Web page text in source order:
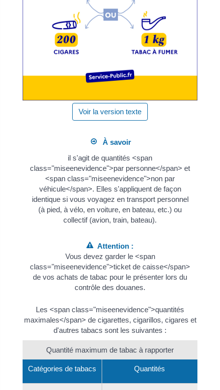
Voir la version texte
À savoir
il s'agit de quantités <span
class="miseenevidence">par personne</span> et
<span class="miseenevidence">non par
véhicule</span>. Elles s'appliquent de façon
identique si vous voyagez en transport personnel
(à pied, à vélo, en voiture, en bateau, etc.) ou
collectif (avion, train, bateau).
Attention :
Vous devez garder le <span
class="miseenevidence">ticket de caisse</span>
de vos achats de tabac pour le présenter lors du
contrôle des douanes.
Les <span class="miseenevidence">quantités
maximales</span> de cigarettes, cigarillos, cigares et
d'autres tabacs sont les suivantes :
Quantité maximum de tabac à rapporter
Catégories de tabacs Quantités